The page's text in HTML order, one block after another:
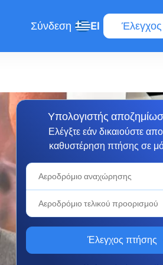
Σύνδεση El
Υπολογιστής
Ελέγξτε εάν δικαιούστε
καθυστέρηση πτήσης σε
Έλεγχος πτήσης